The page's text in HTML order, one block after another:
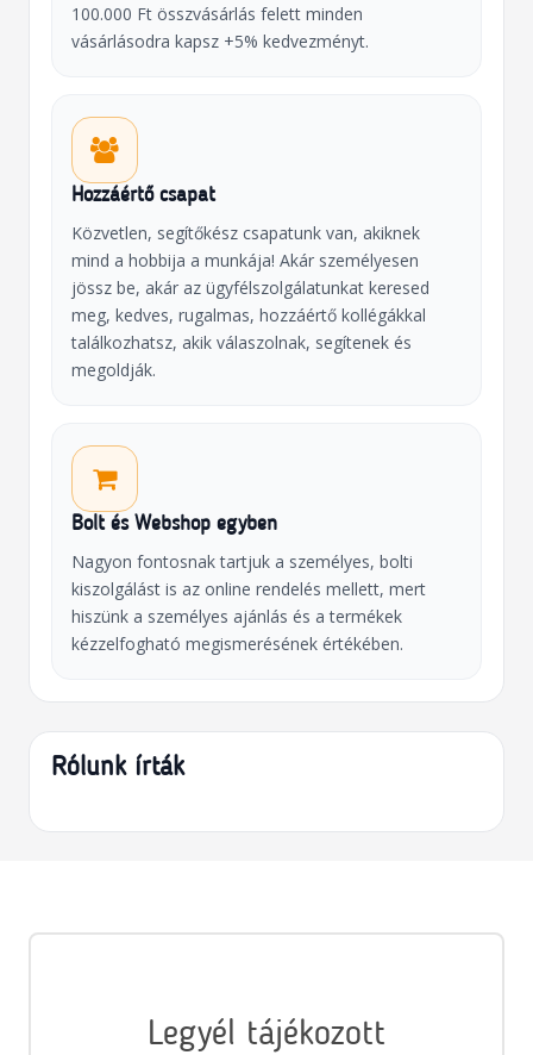
100.000 Ft összvásárlás felett minden
vásárlásodra kapsz +5% kedvezményt.
Hozzáértő csapat
Közvetlen, segítőkész csapatunk van, akiknek
mind a hobbija a munkája! Akár személyesen
jössz be, akár az ügyfélszolgálatunkat keresed
meg, kedves, rugalmas, hozzáértő kollégákkal
találkozhatsz, akik válaszolnak, segítenek és
megoldják.
Bolt és Webshop egyben
Nagyon fontosnak tartjuk a személyes, bolti
kiszolgálást is az online rendelés mellett, mert
hiszünk a személyes ajánlás és a termékek
kézzelfogható megismerésének értékében.
Rólunk írták
Legyél tájékozott